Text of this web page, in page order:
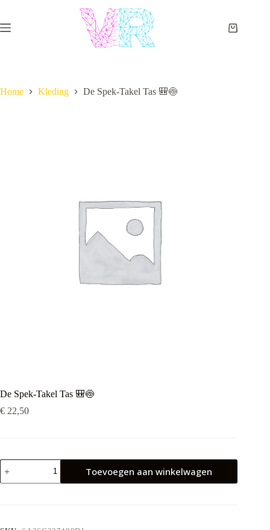
de
Home Kleding De Spek-Takel Tas 🎒🍥
De Spek-Takel Tas 🎒🍥
€ 22,50
De
Spek-
Takel
Toevoegen aan winkelwagen